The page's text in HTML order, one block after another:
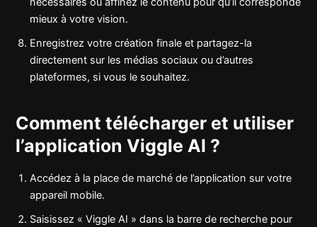
mieux à votre vision.
Enregistrez votre création finale et partagez-la
directement sur les médias sociaux ou d’autres
plateformes, si vous le souhaitez.
Comment télécharger et utiliser
l’application Viggle AI ?
Accédez à la place de marché de l’application sur votre
appareil mobile.
Saisissez « Viggle AI » dans la barre de recherche pour